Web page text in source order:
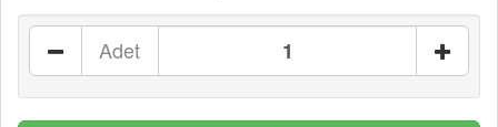
Adet